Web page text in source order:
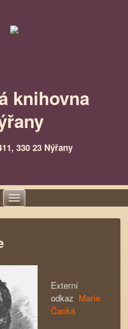
knihovna
330 23 Nýřany
Toggle
navigation
Externí
odkaz Marie
Čacká